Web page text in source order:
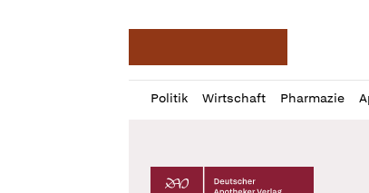
Politik Wirtschaft Pharmazie
Profil
öffnen
Daz
Pur
Deutscher Apotheker Verlag Logo